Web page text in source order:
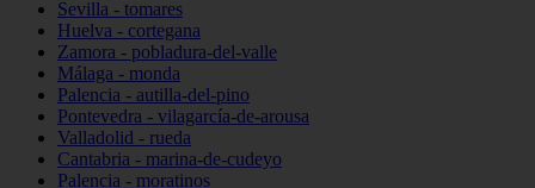
Sevilla - tomares
Huelva - cortegana
Zamora - pobladura-del-valle
Málaga - monda
Palencia - autilla-del-pino
Pontevedra - vilagarcía-de-arousa
Valladolid - rueda
Cantabria - marina-de-cudeyo
Palencia - moratinos